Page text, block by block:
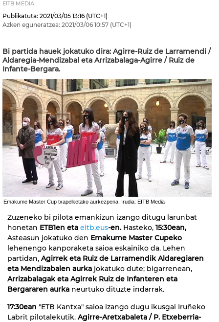
EITB MEDIA
Publikatuta: 2021/03/05 13:16 (UTC+1)
Azken eguneratzea: 2021/03/06 10:57 (UTC+1)
Bi partida hauek jokatuko dira: Agirre-Ruiz de Larramendi /
Aldaregia-Mendizabal eta Arrizabalaga-Agirre / Ruiz de
Infante-Bergara.
Emakume Master Cup txapelketako aurkezpena. Irudia: EITB Media
Zuzeneko bi pilota emankizun izango ditugu larunbat
honetan ETB1en eta eitb.eus-en. Hasteko, 15:30ean,
Asteasun jokatuko den Emakume Master Cupeko
lehenengo kanporaketa saioa eskainiko da. Lehen
partidan, Agirrek eta Ruiz de Larramendik Aldaregiaren
eta Mendizabalen aurka jokatuko dute; bigarrenean,
Arrizabalagak eta Agirrek Ruiz de Infanteren eta
Bergararen aurka neurtuko dituzte indarrak.
17:30ean "ETB Kantxa" saioa izango dugu ikusgai Iruñeko
Labrit pilotalekutik. Agirre-Aretxabaleta / P. Etxeberria-